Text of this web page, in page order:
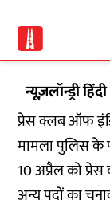
न्यूज़लॉन्ड्री हिंदी
प्रेस क्लब ऑफ
मामला पुलिस के
10 अप्रैल को